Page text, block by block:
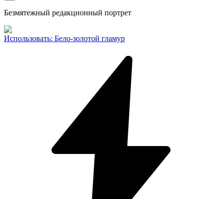
Безмятежный редакционный портрет
Использовать: Бело-золотой гламур